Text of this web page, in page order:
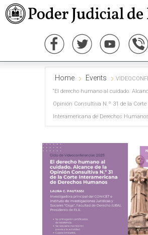
Home Events
“El derecho humano al cuidado.
Opinión Consultiva N.º 31 de la Corte
Interamericana de Derechos